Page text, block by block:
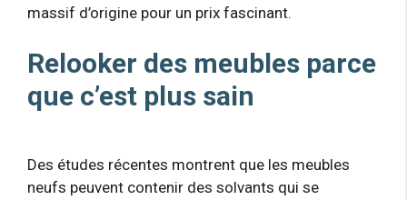
massif d’origine pour un prix fascinant.
Relooker des meubles parce
que c’est plus sain
Des études récentes montrent que les meubles
neufs peuvent contenir des solvants qui se